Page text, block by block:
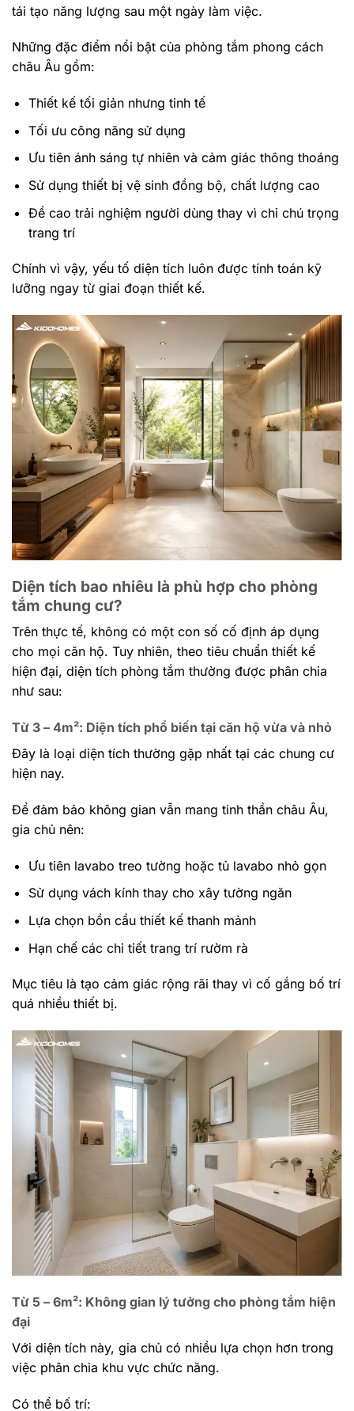
tái tạo năng lượng sau một ngày làm việc.
Những đặc điểm nổi bật của phòng tắm phong cách
châu Âu gồm:
Thiết kế tối giản nhưng tinh tế
Tối ưu công năng sử dụng
Ưu tiên ánh sáng tự nhiên và cảm giác thông thoáng
Sử dụng thiết bị vệ sinh đồng bộ, chất lượng cao
Đề cao trải nghiệm người dùng thay vì chỉ chú trọng
trang trí
Chính vì vậy, yếu tố diện tích luôn được tính toán kỹ
lưỡng ngay từ giai đoạn thiết kế.
Diện tích bao nhiêu là phù hợp cho phòng
tắm chung cư?
Trên thực tế, không có một con số cố định áp dụng
cho mọi căn hộ. Tuy nhiên, theo tiêu chuẩn thiết kế
hiện đại, diện tích phòng tắm thường được phân chia
như sau:
Từ 3 – 4m²: Diện tích phổ biến tại căn hộ vừa và nhỏ
Đây là loại diện tích thường gặp nhất tại các chung cư
hiện nay.
Để đảm bảo không gian vẫn mang tinh thần châu Âu,
gia chủ nên:
Ưu tiên lavabo treo tường hoặc tủ lavabo nhỏ gọn
Sử dụng vách kính thay cho xây tường ngăn
Lựa chọn bồn cầu thiết kế thanh mảnh
Hạn chế các chi tiết trang trí rườm rà
Mục tiêu là tạo cảm giác rộng rãi thay vì cố gắng bố trí
quá nhiều thiết bị.
Từ 5 – 6m²: Không gian lý tưởng cho phòng tắm hiện
đại
Với diện tích này, gia chủ có nhiều lựa chọn hơn trong
việc phân chia khu vực chức năng.
Có thể bố trí: